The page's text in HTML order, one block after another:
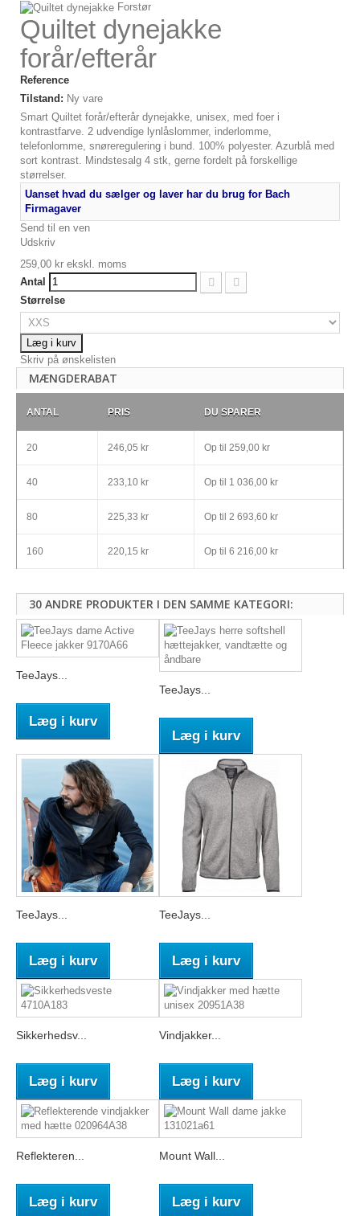
Forstør
Quiltet dynejakke
forår/efterår
Reference
Tilstand: Ny vare
Smart Quiltet forår/efterår dynejakke, unisex, med foer i
kontrastfarve. 2 udvendige lynlåslommer, inderlomme,
telefonlomme, snøreregulering i bund. 100% polyester. Azurblå med
sort kontrast. Mindstesalg 4 stk, gerne fordelt på forskellige
størrelser.
Uanset hvad du sælger og laver har du brug for Bach
Firmagaver
Send til en ven
Udskriv
259,00 kr ekskl. moms
Antal
Størrelse
Læg i kurv
Skriv på ønskelisten
MÆNGDERABAT
ANTAL PRIS DU SPARER
20 246,05 kr Op til 259,00 kr
40 233,10 kr Op til 1 036,00 kr
80 225,33 kr Op til 2 693,60 kr
160 220,15 kr Op til 6 216,00 kr
30 ANDRE PRODUKTER I DEN SAMME KATEGORI:
TeeJays...
Læg i kurv
TeeJays...
Læg i kurv
TeeJays...
Læg i kurv
TeeJays...
Læg i kurv
Sikkerhedsv...
Læg i kurv
Vindjakker...
Læg i kurv
Reflekteren...
Læg i kurv
Mount Wall...
Læg i kurv